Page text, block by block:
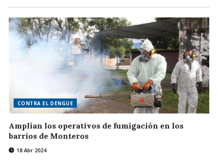
CONTRA EL DENGUE
Amplían los operativos de fumigación en los
barrios de Monteros
18 Abr 2024